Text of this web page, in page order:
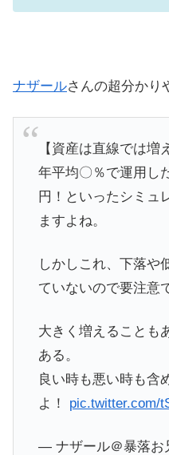
ナザールさんの超分かり
【資産は直線では増
年平均〇％で運用し
円！といったシミュ
ますよね。
しかしこれ、下落や
ていないので要注意
大きく増えることも
ある。
良い時も悪い時も含
よ！ pic.twitter.com/
— ナザール＠暴落お